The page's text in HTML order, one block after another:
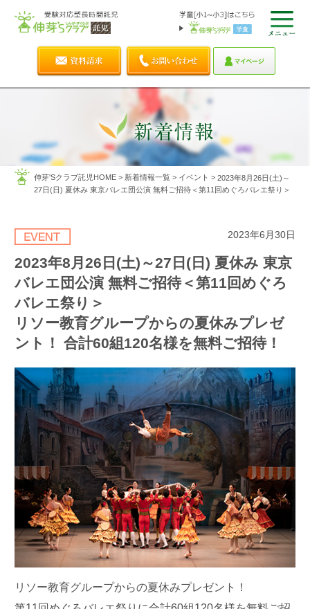
伸芽'Sクラブ託児HOME> 新着情報一覧> イベント > 2023年8月26日(土)～
27日(日) 夏休み 東京バレエ団公演 無料ご招待＜第11回めぐろバレエ祭り＞
2023年6月30日
2023年8月26日(土)～27日(日) 夏休み 東京
バレエ団公演 無料ご招待＜第11回めぐろ
バレエ祭り＞
リソー教育グループからの夏休みプレゼ
ント！ 合計60組120名様を無料ご招待！
リソー教育グループからの夏休みプレゼント！